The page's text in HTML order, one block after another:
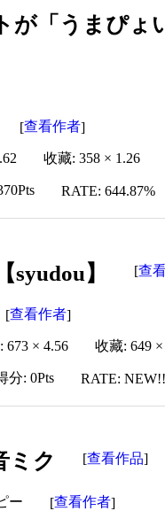
が「うまぴょ
[查看作者]
收藏: 358 × 1.26
RATE: 644.87%
】 [查
[查看作者]
673 × 4.56 收藏: 649
分: 0Pts RATE: NEW!!
ミク [查看作品]
ー [查看作者]